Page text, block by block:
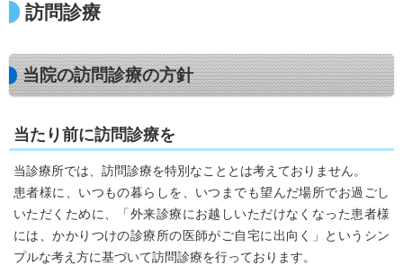
訪問診療
当院の訪問診療の方針
当たり前に訪問診療を
当診療所では、訪問診療を特別なこととは考えておりません。
患者様に、いつもの暮らしを、いつまでも望んだ場所でお過ごし
いただくために、「外来診療にお越しいただけなくなった患者様
には、かかりつけの診療所の医師がご自宅に出向く」というシン
プルな考え方に基づいて訪問診療を行っております。